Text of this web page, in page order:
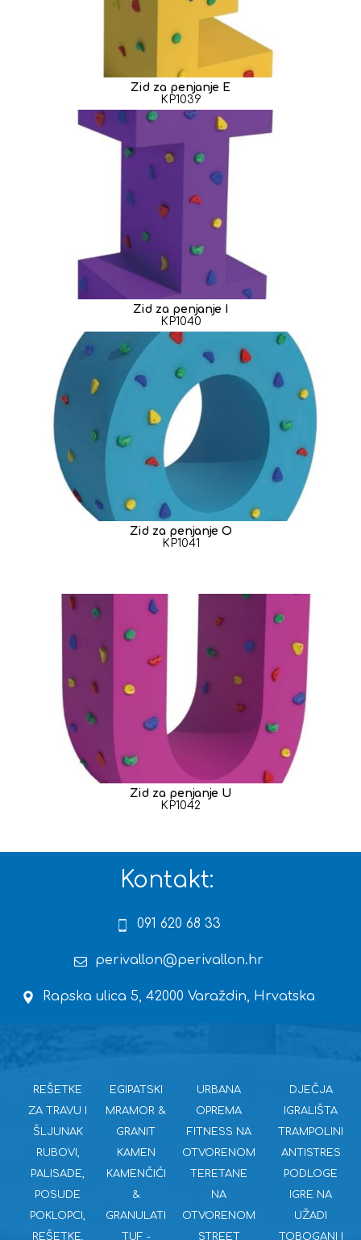
Zid za penjanje E
KP1039
Zid za penjanje I
KP1040
Zid za penjanje O
KP1041
Zid za penjanje U
KP1042
Kontakt:
091 620 68 33
perivallon@perivallon.hr
Rapska ulica 5, 42000 Varaždin, Hrvatska
REŠETKE
ZA TRAVU I
ŠLJUNAK
RUBOVI,
PALISADE,
POSUDE
POKLOPCI,
REŠETKE,
EGIPATSKI
MRAMOR &
GRANIT
KAMEN
KAMENČIĆI
&
GRANULATI
TUF -
URBANA
OPREMA
FITNESS NA
OTVORENOM
TERETANE
NA
OTVORENOM
STREET
DJEČJA
IGRALIŠTA
TRAMPOLINI
ANTISTRES
PODLOGE
IGRE NA
UŽADI
TOBOGANI I